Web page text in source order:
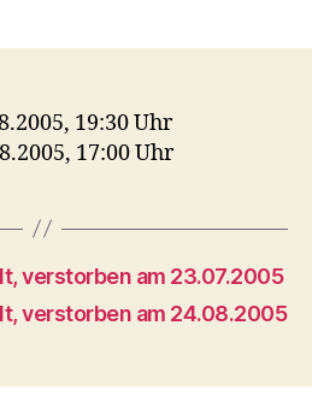
19:30 Uhr
17:00 Uhr
verstorben am 23.07.2005
verstorben am 24.08.2005